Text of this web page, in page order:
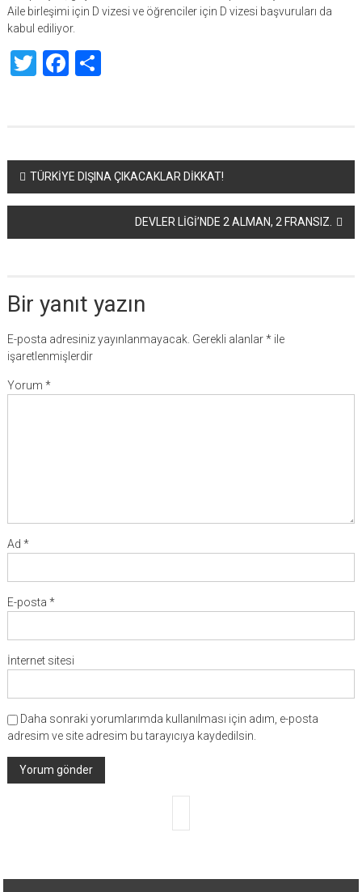
Aile birleşimi için D vizesi ve öğrenciler için D vizesi başvuruları da
kabul ediliyor.
TwitterFacebook
Share
Yazı
dolaşımı
TÜRKİYE DIŞINA ÇIKACAKLAR DİKKAT!
DEVLER LİGİ’NDE 2 ALMAN, 2 FRANSIZ.
Bir yanıt yazın
E-posta adresiniz yayınlanmayacak. Gerekli alanlar*ile
işaretlenmişlerdir
Yorum *
Ad *
E-posta *
İnternet sitesi
Daha sonraki yorumlarımda kullanılması için adım, e-posta
adresim ve site adresim bu tarayıcıya kaydedilsin.